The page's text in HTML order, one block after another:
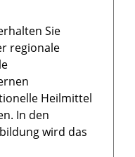
Sie
regionale
Heilmittel
In den
wird das